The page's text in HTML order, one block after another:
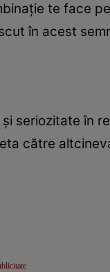
te face
în acest
seriozitate în
către